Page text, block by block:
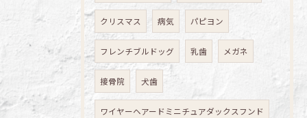
クリスマス 病気 パピヨン
フレンチブルドッグ 乳歯 メガネ
接骨院 犬歯
ワイヤーヘアードミニチュアダックスフンド